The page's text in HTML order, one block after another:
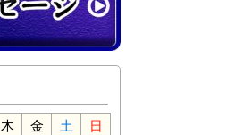
木 金 土
日